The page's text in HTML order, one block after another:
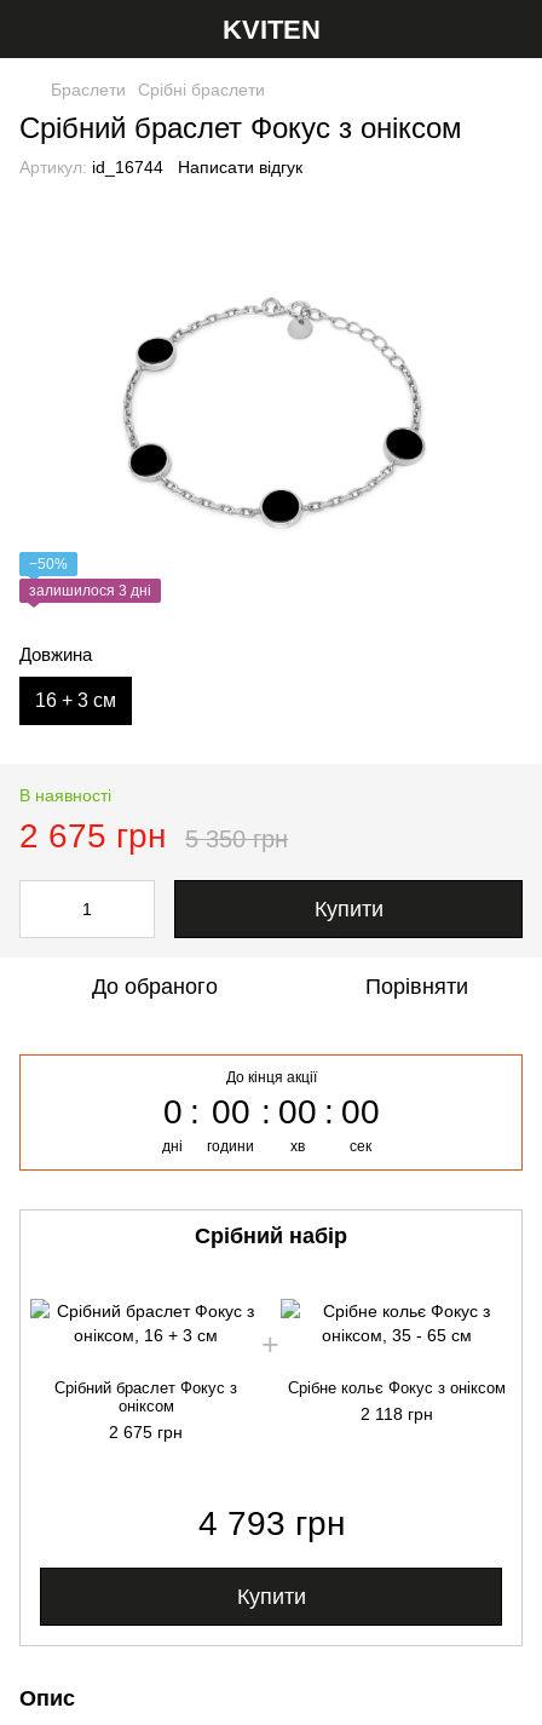
KVITEN
Браслети Срібні браслети
Срібний браслет Фокус з оніксом
Артикул: id_16744 Написати відгук
−50%
залишилося 3 дні
Довжина
16 + 3 см
В наявності
2 675 грн 5 350 грн
Купити
До обраного Порівняти
До кінця акції
0
дні
00
години
00
хв
00
сек
Срібний набір
Срібний браслет Фокус з
оніксом
2 675 грн
Срібне кольє Фокус з оніксом
2 118 грн
4 793 грн
Купити
Опис